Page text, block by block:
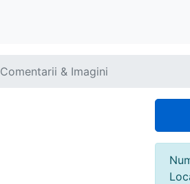
Comentarii & Imagini